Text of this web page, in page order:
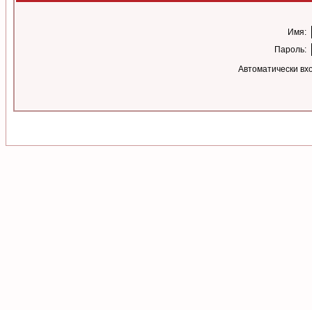
Имя:
Пароль:
Автоматически